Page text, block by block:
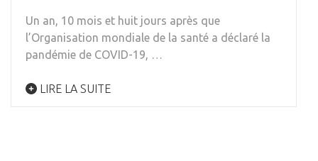
Un an, 10 mois et huit jours après que
l’Organisation mondiale de la santé a déclaré la
pandémie de COVID-19, …
LIRE LA SUITE